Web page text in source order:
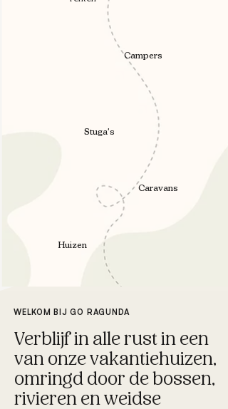
Campers
Stuga's
Caravans
Huizen
WELKOM BIJ GO RAGUNDA
Verblijf in alle rust in een
van onze vakantiehuizen,
omringd door de bossen,
rivieren en weidse